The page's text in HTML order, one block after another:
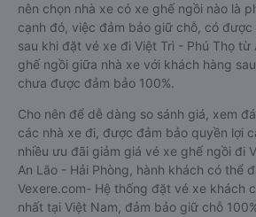
nên chọn nhà xe có xe ghế ngồi nào là
cạnh đó, việc đảm bảo giữ chỗ, có
sau khi đặt vé xe đi Việt Trì - Phú Thọ từ
ghế ngồi giữa nhà xe với khách hàng
chưa được đảm bảo 100%.
Cho nên để dễ dàng so sánh giá, xem
các nhà xe đi, được đảm bảo quyền lợi
nhiều ưu đãi giảm giá vé xe ghế ngồi đi
An Lão - Hải Phòng, hành khách có thể
Vexere.com- Hệ thống đặt vé xe khách
nhất tại Việt Nam, đảm bảo giữ chỗ